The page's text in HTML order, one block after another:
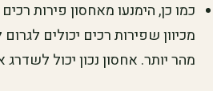
כמו כן, הימנעו מאחסון פירות
מכיוון שפירות רכים יכולים
מהר יותר. אחסון נכון יכול לשדרג